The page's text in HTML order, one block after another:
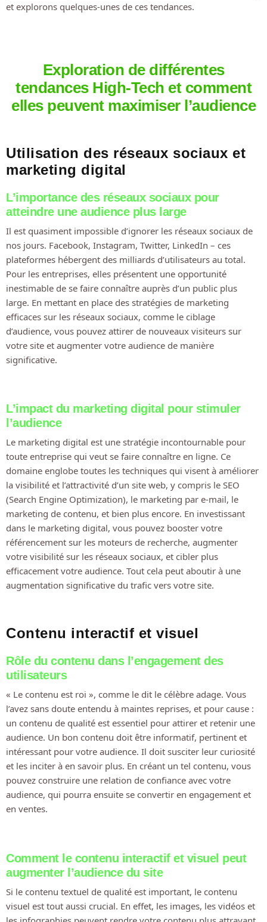
et explorons quelques-unes de ces tendances.
Exploration de différentes
tendances High-Tech et comment
elles peuvent maximiser l’audience
Utilisation des réseaux sociaux et
marketing digital
L’importance des réseaux sociaux pour
atteindre une audience plus large
Il est quasiment impossible d’ignorer les réseaux sociaux de
nos jours. Facebook, Instagram, Twitter, LinkedIn – ces
plateformes hébergent des milliards d’utilisateurs au total.
Pour les entreprises, elles présentent une opportunité
inestimable de se faire connaître auprès d’un public plus
large. En mettant en place des stratégies de marketing
efficaces sur les réseaux sociaux, comme le ciblage
d’audience, vous pouvez attirer de nouveaux visiteurs sur
votre site et augmenter votre audience de manière
significative.
L’impact du marketing digital pour stimuler
l’audience
Le marketing digital est une stratégie incontournable pour
toute entreprise qui veut se faire connaître en ligne. Ce
domaine englobe toutes les techniques qui visent à améliorer
la visibilité et l’attractivité d’un site web, y compris le SEO
(Search Engine Optimization), le marketing par e-mail, le
marketing de contenu, et bien plus encore. En investissant
dans le marketing digital, vous pouvez booster votre
référencement sur les moteurs de recherche, augmenter
votre visibilité sur les réseaux sociaux, et cibler plus
efficacement votre audience. Tout cela peut aboutir à une
augmentation significative du trafic vers votre site.
Contenu interactif et visuel
Rôle du contenu dans l’engagement des
utilisateurs
« Le contenu est roi », comme le dit le célèbre adage. Vous
l’avez sans doute entendu à maintes reprises, et pour cause :
un contenu de qualité est essentiel pour attirer et retenir une
audience. Un bon contenu doit être informatif, pertinent et
intéressant pour votre audience. Il doit susciter leur curiosité
et les inciter à en savoir plus. En créant un tel contenu, vous
pouvez construire une relation de confiance avec votre
audience, qui pourra ensuite se convertir en engagement et
en ventes.
Comment le contenu interactif et visuel peut
augmenter l’audience du site
Si le contenu textuel de qualité est important, le contenu
visuel est tout aussi crucial. En effet, les images, les vidéos et